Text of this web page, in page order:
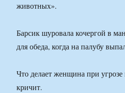
животных».
Барсик шуровала кочергой в
для обеда, когда на палубу
Что делает женщина при
кричит.